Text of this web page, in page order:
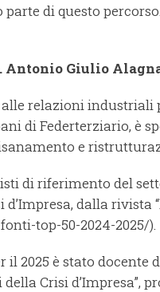
di questo
Antonio Giulio
alle relazioni industriali
di Federterziario, è
e
di riferimento del
dalla rivista
top-50-2024-2025/).
il 2025 è stato docente
Crisi d’Impresa”,